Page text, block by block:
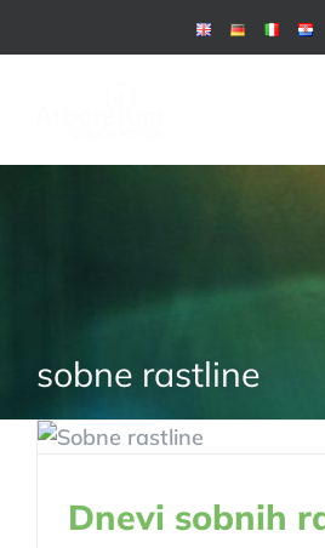
to
sobne rastline
Dnevi sobnih